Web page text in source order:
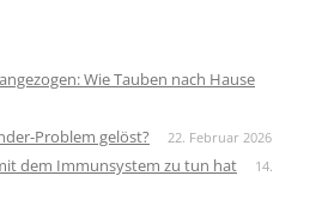
Wie Tauben nach Hause
Problem gelöst? 22. Februar 2026
dem Immunsystem zu tun hat
14.